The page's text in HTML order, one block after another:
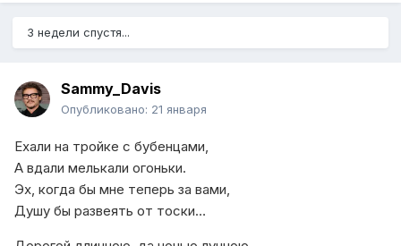
3 недели спустя...
Sammy_Davis
Опубликовано: 21 января
Ехали на тройке с бубенцами,
А вдали мелькали огоньки.
Эх, когда бы мне теперь за вами,
Душу бы развеять от тоски…